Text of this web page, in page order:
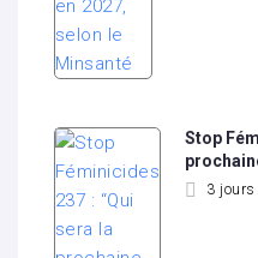
Stop
3 jours